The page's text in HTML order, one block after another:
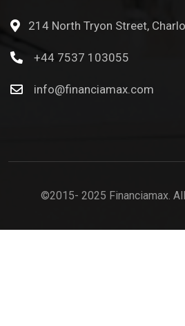
214 North Tryon Street,
+44 7537 103055
info@financiamax.com
©2015- 2025 Financiamax.